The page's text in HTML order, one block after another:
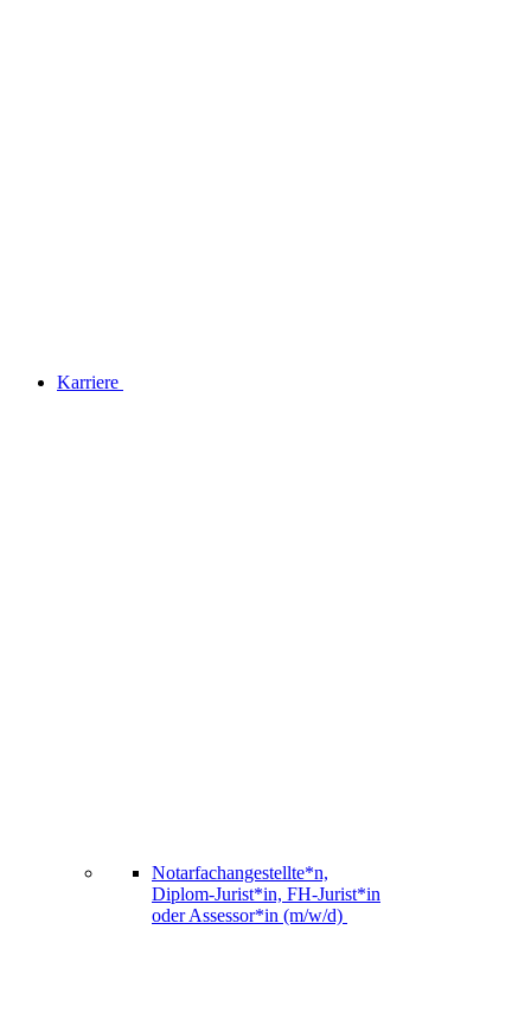
Karriere
Notarfachangestellte*n,
Diplom-Jurist*in, FH-Jurist*in
oder Assessor*in (m/w/d)